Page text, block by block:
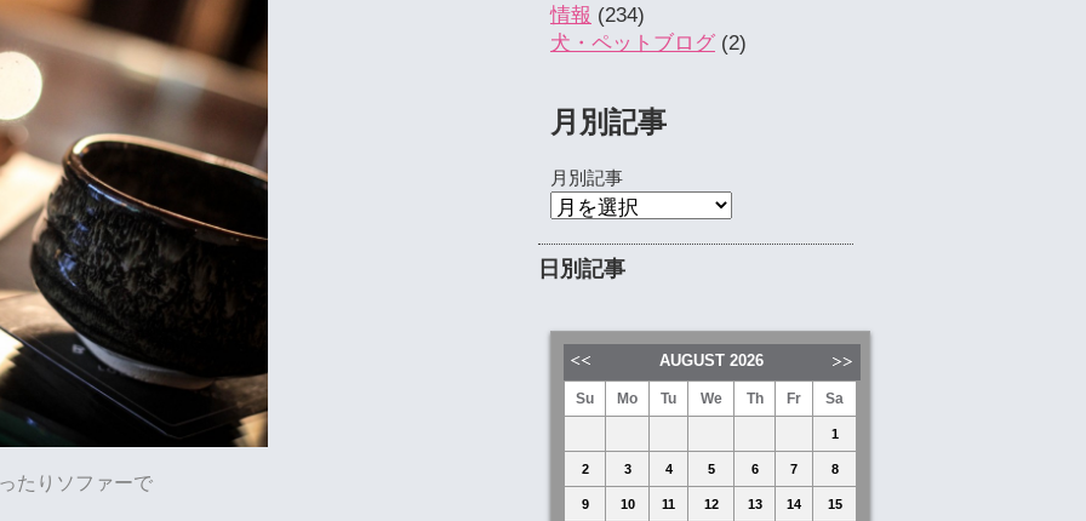
たりソファーで
情報 (234)
犬・ペットブログ (2)
月別記事
月別記事
日別記事
AUGUST 2026
Su Mo Tu We Th Fr Sa
1
2 3 4 5 6 7 8
9 10 11 12 13 14 15